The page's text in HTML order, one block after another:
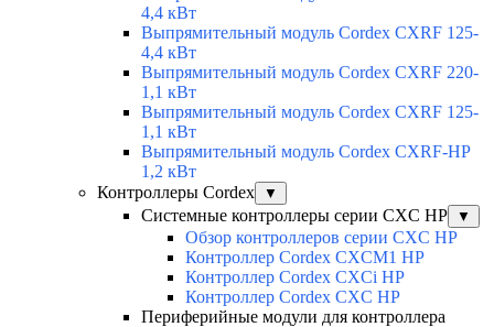
4,4 кВт
Выпрямительный модуль Cordex CXRF 125-
4,4 кВт
Выпрямительный модуль Cordex CXRF 220-
1,1 кВт
Выпрямительный модуль Cordex CXRF 125-
1,1 кВт
Выпрямительный модуль Cordex CXRF-HP
1,2 кВт
Контроллеры Cordex
▼
Системные контроллеры серии CXC HP ▼
Обзор контроллеров серии CXC HP
Контроллер Cordex CXCM1 HP
Контроллер Cordex CXCi HP
Контроллер Cordex CXC HP
Периферийные модули для контроллера